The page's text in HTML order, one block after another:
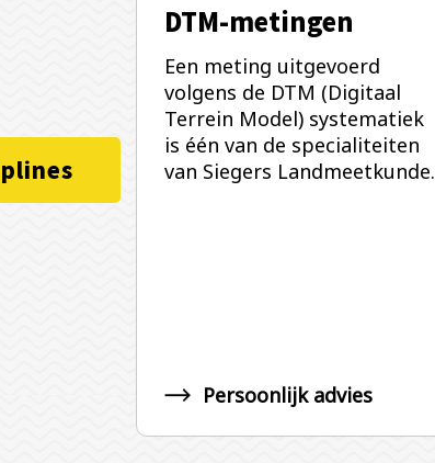
een
DTM-metingen
Een meting uitgevoerd
volgens de DTM (Digitaal
Terrein Model) systematiek
is één van de specialiteiten
van Siegers Landmeetkunde.
Persoonlijk advies